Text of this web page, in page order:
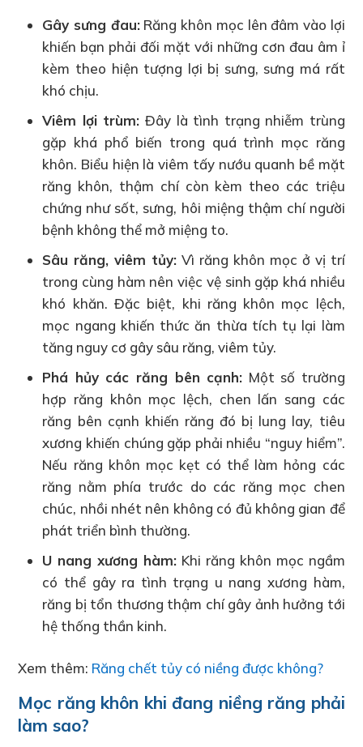
Gây sưng đau:Răng khôn mọc lên đâm vào lợi
khiến bạn phải đối mặt với những cơn đau âm ỉ
kèm theo hiện tượng lợi bị sưng, sưng má rất
khó chịu.
Viêm lợi trùm: Đây là tình trạng nhiễm trùng
gặp khá phổ biến trong quá trình mọc răng
khôn. Biểu hiện là viêm tấy nướu quanh bề mặt
răng khôn, thậm chí còn kèm theo các triệu
chứng như sốt, sưng, hôi miệng thậm chí người
bệnh không thể mở miệng to.
Sâu răng, viêm tủy: Vì răng khôn mọc ở vị trí
trong cùng hàm nên việc vệ sinh gặp khá nhiều
khó khăn. Đặc biệt, khi răng khôn mọc lệch,
mọc ngang khiến thức ăn thừa tích tụ lại làm
tăng nguy cơ gây sâu răng, viêm tủy.
Phá hủy các răng bên cạnh: Một số trường
hợp răng khôn mọc lệch, chen lấn sang các
răng bên cạnh khiến răng đó bị lung lay, tiêu
xương khiến chúng gặp phải nhiều “nguy hiểm”.
Nếu răng khôn mọc kẹt có thể làm hỏng các
răng nằm phía trước do các răng mọc chen
chúc, nhồi nhét nên không có đủ không gian để
phát triển bình thường.
U nang xương hàm: Khi răng khôn mọc ngầm
có thể gây ra tình trạng u nang xương hàm,
răng bị tổn thương thậm chí gây ảnh hưởng tới
hệ thống thần kinh.
Xem thêm: Răng chết tủy có niềng được không?
Mọc răng khôn khi đang niềng răng phải
làm sao?